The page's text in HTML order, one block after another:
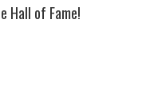
Hall of Fame!